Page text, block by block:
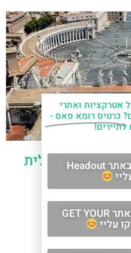
בוותיקן במעלית
לחסוך כ-50% על אטרקציות ואתרי
כרטיס רומא פאס -
לפרטים והזמנות באתר Headout
לפרטים והזמנות באתר GET YOUR